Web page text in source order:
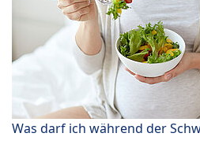
Was darf ich während der